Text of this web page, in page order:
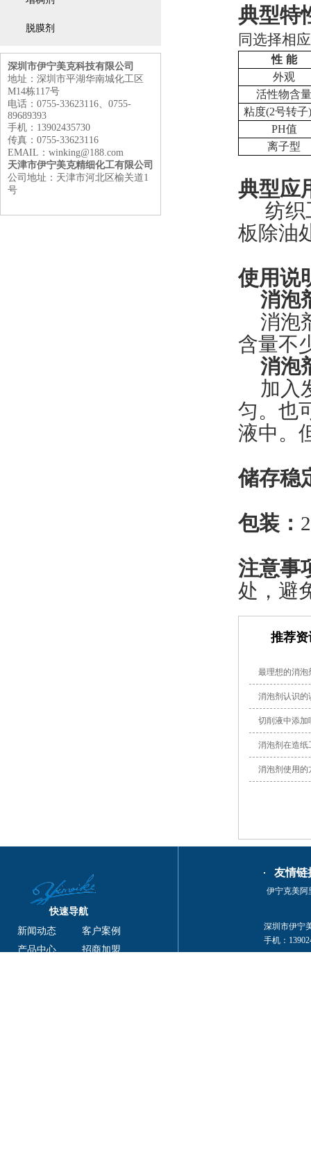
典型特
同选择相
性 能
外观
活性物含量
粘度(2号转子
PH值
离子型
典型应
纺织
板除油
使用说
消泡
消泡
含量不
消泡
加入
匀。 也
液中 。
储存稳
包装 ：
注意事
处，避
推荐资
最理想的消泡
消泡剂认识的
切削液中添加
消泡剂在造纸
消泡剂使用的
脱膜剂
深圳市伊宁美克科技有限公司
地址：深圳市平湖华南城化工区
M14栋117号
电话：0755-33623116、0755-
89689393
手机：13902435730
传真：0755-33623116
EMAIL：winking@188.com
天津市伊宁美克精细化工有限公司
公司地址：天津市河北区榆关道1
号
快速导航
新闻动态
客户案例
产品中心
招商加盟
友情链
伊宁克美阿
深圳市伊宁
手机：